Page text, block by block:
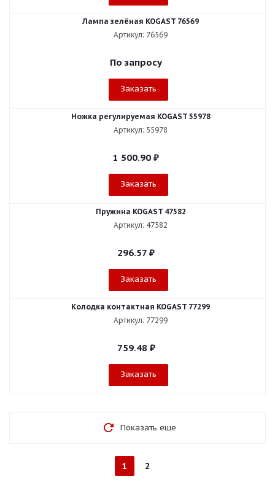
Лампа зелёная KOGAST 76569
Артикул: 76569
По запросу
Заказать
Ножка регулируемая KOGAST 55978
Артикул: 55978
1 500.90 ₽
Заказать
Пружина KOGAST 47582
Артикул: 47582
296.57 ₽
Заказать
Колодка контактная KOGAST 77299
Артикул: 77299
759.48₽
Заказать
Показать еще
1 2